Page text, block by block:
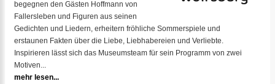
begegnen den Gästen Hoffmann von
Fallersleben und Figuren aus seinen
Gedichten und Liedern, erheitern fröhliche Sommerspiele und
erstaunen Fakten über die Liebe, Liebhabereien und Verliebte.
Inspirieren lässt sich das Museumsteam für sein Programm von zwei
Motiven...
mehr lesen...